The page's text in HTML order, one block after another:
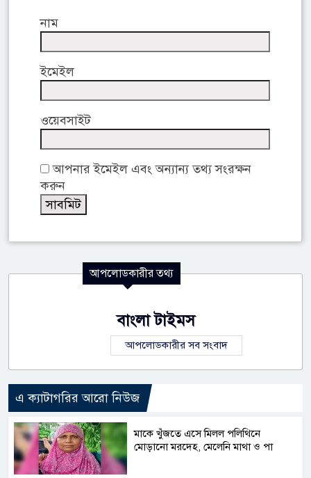
নাম
ইমেইল
ওয়েবসাইট
আপনার ইমেইল এবং অন্যান্য তথ্য সংরক্ষন
করুন
আপলোডকারীর তথ্য
বাংলা টাইমস
আপলোডকারীর সব সংবাদ
এ ক্যাটাগরির আরো নিউজ
মাকে খুঁজতে এসে মিলল পলিথিনে
মোড়ানো মরদেহ, মেলেনি মাথা ও পা